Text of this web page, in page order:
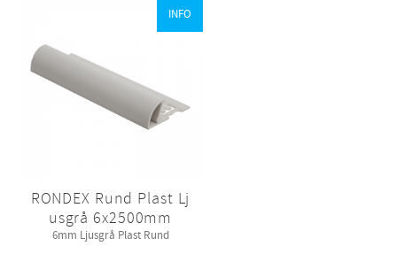
RONDEX Rund Plast Lj
usgrå 6x2500mm
6mm Ljusgrå Plast Rund
INFO